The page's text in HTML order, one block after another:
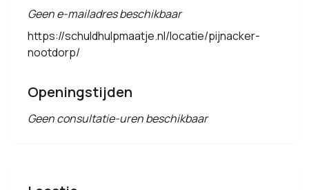
Geen e-mailadres beschikbaar
https://schuldhulpmaatje.nl/locatie/pijnacker-
nootdorp/
Openingstijden
Geen consultatie-uren beschikbaar